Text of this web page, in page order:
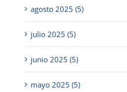
agosto 2025 (5)
julio 2025 (5)
junio 2025 (5)
mayo 2025 (5)